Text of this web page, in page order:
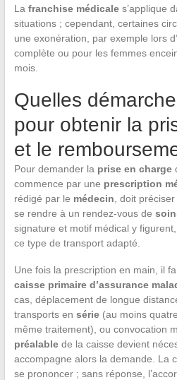
La franchise médicales’applique
situations ; cependant, certaines
une exonération, par exemple lors
complète ou pour les femmes
mois.
Quelles
pour obtenir la
et le
Pour demander la prise en charge
commence par une prescription
rédigé par le médecin , doit
se rendre à un rendez-vous de
signature et motif médical y
ce type de transport adapté.
Une fois la prescription en main, il
caisse primaire d’assurance
cas, déplacement de longue
transports en série(au moins
même traitement), ou convocation
préalablede la caisse devient
accompagne alors la demande. La
se prononcer ; sans réponse,